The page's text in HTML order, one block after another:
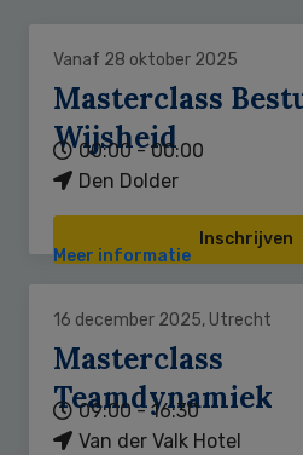
Vanaf 28 oktober 2025
Masterclass
Wijsheid
00:00 - 00:00
Den Dolder
Inschrijven
Meer informatie
16 december 2025, Utrecht
Masterclass
Teamdynamiek
09:00 - 16:30
Van der Valk Hotel